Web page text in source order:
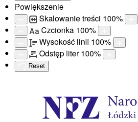
Powiększenie
Skalowanie treści 100%
Aa Czcionka 100%
Wysokość linii 100%
Odstęp liter100%
Reset